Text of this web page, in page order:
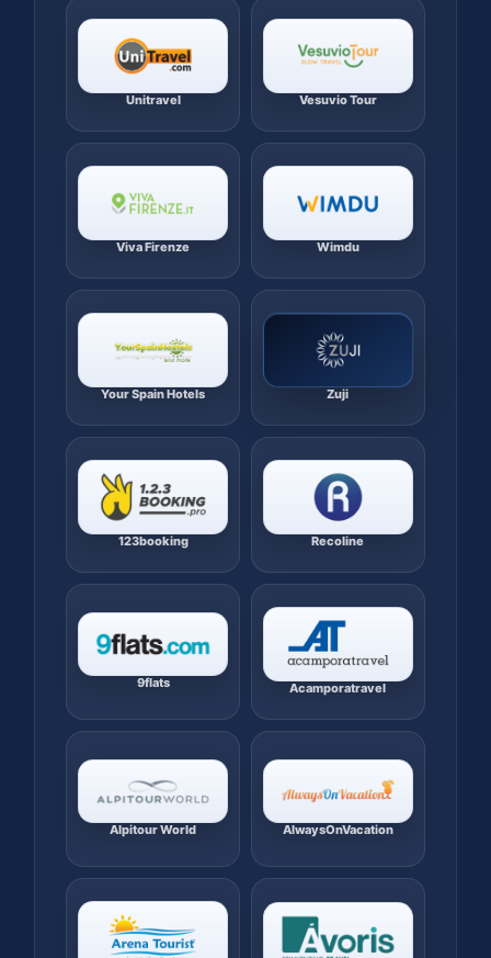
Unitravel Vesuvio Tour
Viva Firenze Wimdu
Your Spain Hotels Zuji
123booking Recoline
9flats Acamporatravel
Alpitour World AlwaysOnVacation